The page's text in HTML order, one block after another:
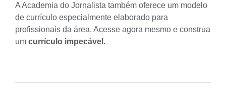
A Academia do Jornalista também oferece um modelo
de currículo especialmente elaborado para
profissionais da área. Acesse agora mesmo e construa
um currículo impecável.